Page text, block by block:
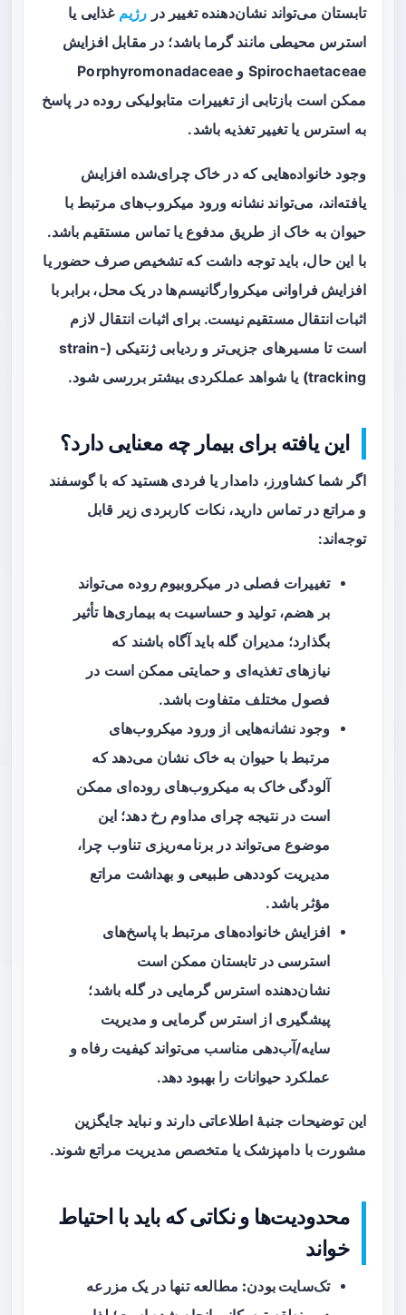
تابستان می‌تواند نشان‌دهنده تغییر در رژیم غذایی یا
استرس محیطی مانندگرما باشد؛ در مقابل افزایش
Spirochaetaceae و Porphyromonadaceae
ممکن است بازتابی از تغییرات متابولیکی روده در پاسخ
به استرس یا تغییر تغذیه باشد.
وجود خانواده‌هایی که در خاک چرای‌شده افزایش
یافته‌اند، می‌تواند نشانه ورود میکروب‌های مرتبط با
حیوان به خاک از طریق مدفوع یا تماس مستقیم باشد.
با این حال، باید توجه داشت کهتشخیص صرف حضور یا
افزایش فراوانی میکروارگانیسم‌ها در یک محل، برابر با
اثبات انتقال مستقیم نیست. برای اثبات انتقال لازم
است تا مسیرهای جزیی‌تر و ردیابی ژنتیکی (strain-
tracking) یا شواهد عملکردی بیشتر بررسی شود.
این یافته برای بیمار چه معنایی دارد؟
اگر شما کشاورز، دامدار یا فردی هستید که با گوسفند
و مراتع در تماس دارید، نکات کاربردی زیر قابل
توجه‌اند:
تغییرات فصلی در میکروبیوم روده می‌تواند
بر هضم، تولید و حساسیت به بیماری‌ها تأثیر
بگذارد؛ مدیران گله باید آگاه باشند که
نیازهای تغذیه‌ای و حمایتی ممکن است در
فصول مختلف متفاوت باشد.
وجود نشانه‌هایی از ورود میکروب‌های
مرتبط با حیوان به خاک نشان می‌دهد که
آلودگی خاک به میکروب‌های روده‌ای ممکن
است در نتیجه چرای مداوم رخ دهد؛ این
موضوع می‌تواند در برنامه‌ریزی تناوب چرا،
مدیریت کوددهی طبیعی و بهداشت مراتع
مؤثر باشد.
افزایش خانواده‌های مرتبط با پاسخ‌های
استرسی در تابستان ممکن است
نشان‌دهنده استرس گرمایی در گله باشد؛
پیشگیری از استرس گرمایی و مدیریت
سایه/آب‌دهی مناسب می‌تواند کیفیت رفاه و
عملکرد حیوانات را بهبود دهد.
این توضیحات جنبهٔ اطلاعاتی دارند و نباید جایگزین
مشورت با دامپزشک یا متخصص مدیریت مراتع شوند.
محدودیت‌ها و نکاتی که باید با احتیاط
خواند
تک‌سایت بودن: مطالعه تنها در یک مزرعه